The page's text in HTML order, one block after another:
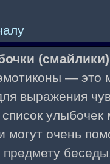
— это
выражения
очень